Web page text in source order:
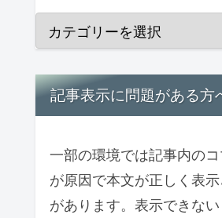
記事表示に問題がある方
一部の環境では記事内の
が原因で本文が正しく表
があります。表示できな